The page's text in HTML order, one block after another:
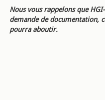
Nous vous rappelons que
demande de documentation,
pourra aboutir.